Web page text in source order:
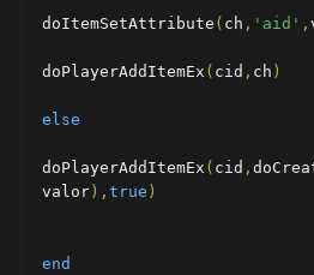
doItemSetAttribute ( ch , 'aid' ,
doPlayerAddItemEx ( cid , ch )
else
doPlayerAddItemEx ( cid ,
valor ), true )
end